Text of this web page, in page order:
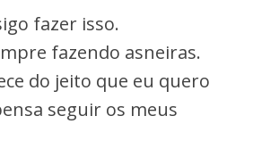
fazer isso.
fazendo asneiras.
do jeito que eu quero
seguir os meus